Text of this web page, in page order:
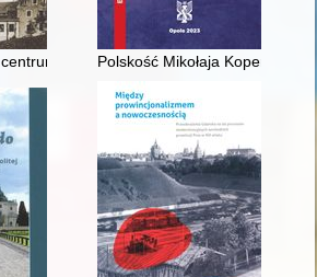
poligonu drawskiego od
Polskość Mikołaja Kopernika z